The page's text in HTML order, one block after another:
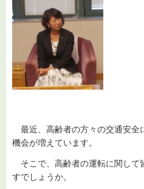
最近、 高齢者の方々の交通安全
機会が増えています。
そこ で、高齢者の運転に関して
すでしょうか。